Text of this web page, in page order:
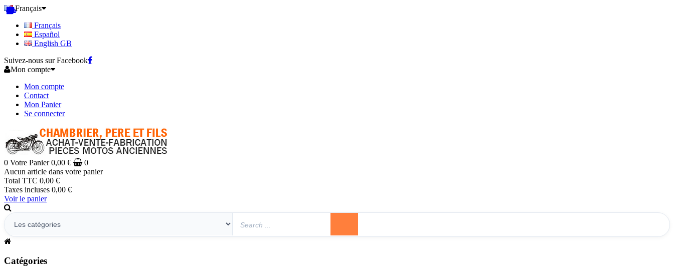
Français
Français
Español
English GB
Suivez-nous sur Facebook
Mon compte
Mon compte
Contact
Mon Panier
Se connecter
0 Votre Panier 0,00 €
0
Aucun article dans votre panier
Total TTC 0,00 €
Taxes incluses 0,00 €
Voir le panier
Catégories